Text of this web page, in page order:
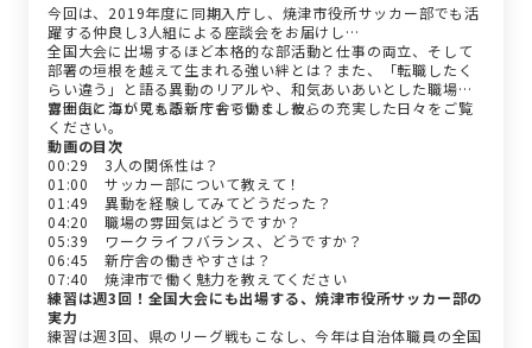
今回は、2019年度に同期入庁し、焼津市役所サッカー部でも活
躍する仲良し3人組による座談会をお届けし…
全国大会に出場するほど本格的な部活動と仕事の両立、そして
部署の垣根を越えて生まれる強い絆とは？また、「転職したく
らい違う」と語る異動のリアルや、和気あいあいとした職場の
雰囲気についても語ってもらいました。
富士山と海が見える新庁舎で働く、彼らの充実した日々をご覧
ください。
動画の目次
00:29 3人の関係性は？
01:00 サッカー部について教えて！
01:49 異動を経験してみてどうだった？
04:20 職場の雰囲気はどうですか？
05:39 ワークライフバランス、どうですか？
06:45 新庁舎の働きやすさは？
07:40 焼津市で働く魅力を教えてください
練習は週3回！全国大会にも出場する、焼津市役所サッカー部の
実力
練習は週3回、県のリーグ戦もこなし、今年は自治体職員の全国